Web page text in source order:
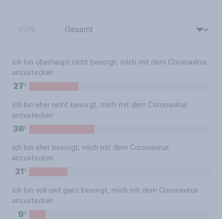
Ich bin überhaupt nicht besorgt, mich mit dem Coronavirus
anzustecken
27%
Ich bin eher nicht besorgt, mich mit dem Coronavirus
anzustecken
36%
Ich bin eher besorgt, mich mit dem Coronavirus
anzustecken
21 %
Ich bin voll und ganz besorgt, mich mit dem Coronavirus
anzustecken
9%